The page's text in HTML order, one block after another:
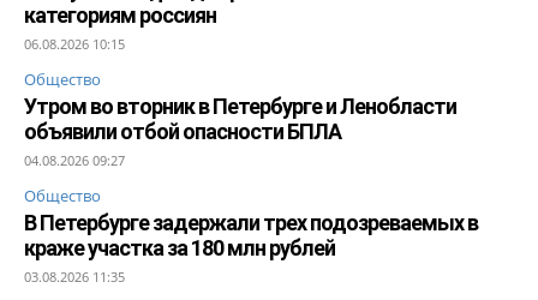
категориям россиян
06.08.2026 10:15
Общество
Утром во вторник в Петербурге и Ленобласти
объявили отбой опасности БПЛА
04.08.2026 09:27
Общество
В Петербурге задержали трех подозреваемых в
краже участка за 180 млн рублей
03.08.2026 11:35